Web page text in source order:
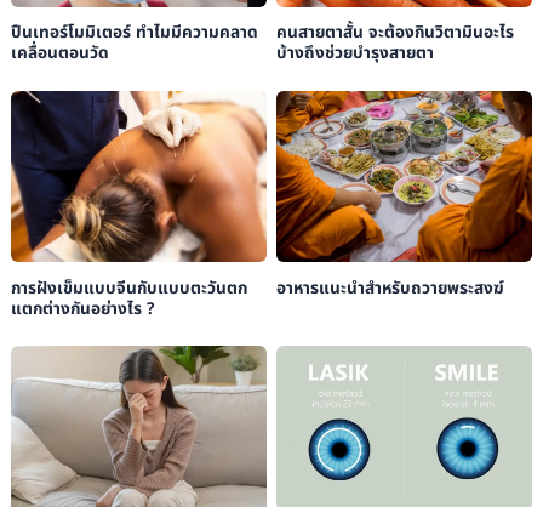
ปืนเทอร์โมมิเตอร์ ทำไมมีความคลาด
เคลื่อนตอนวัด
คนสายตาสั้น จะต้องกินวิตามินอะไร
บ้างถึงช่วยบำรุงสายตา
การฝังเข็มแบบจีนกับแบบตะวันตก
แตกต่างกันอย่างไร ?
อาหารแนะนำสำหรับถวายพระสงฆ์